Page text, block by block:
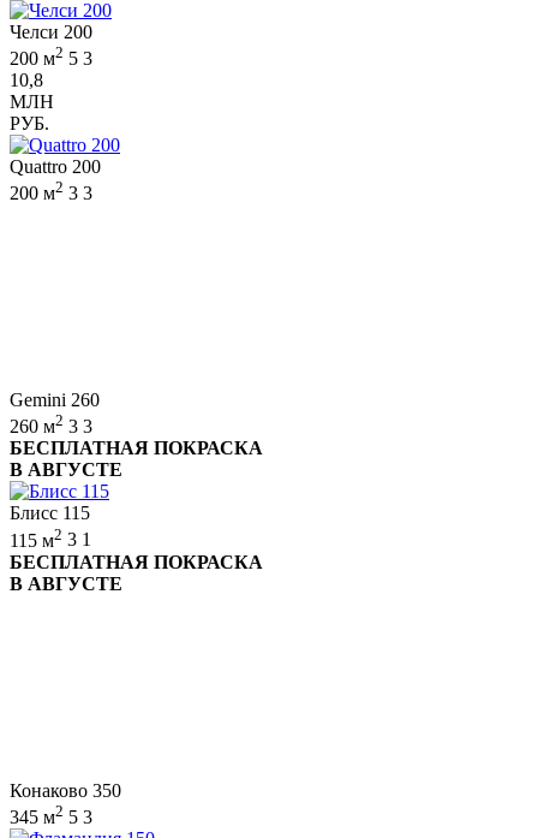
Челси 200
200 м2 5 3
10,8
МЛН
РУБ.
Quattro 200
200 м2 3 3
Gemini 260
260 м2 3 3
БЕСПЛАТНАЯ ПОКРАСКА
В АВГУСТЕ
Блисс 115
115 м2 3 1
БЕСПЛАТНАЯ ПОКРАСКА
В АВГУСТЕ
Конаково 350
345 м2 5 3